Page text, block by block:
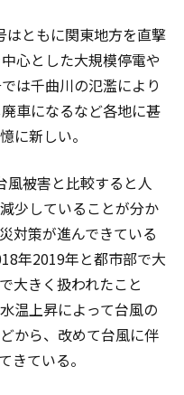
はともに関東地方を直撃
心とした大規模停電や
は千曲川の氾濫により
車になるなど各地に甚
に新しい。
風被害と比較すると人
少していることが分か
対策が進んできている
年2019年と都市部で大
大きく扱われたこと
温上昇によって台風の
から、改めて台風に伴
きている。